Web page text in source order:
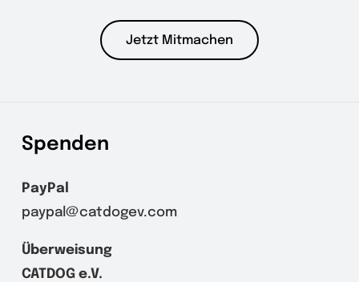
Jetzt Mitmachen
Spenden
PayPal
paypal@catdogev.com
Überweisung
CATDOG e.V.